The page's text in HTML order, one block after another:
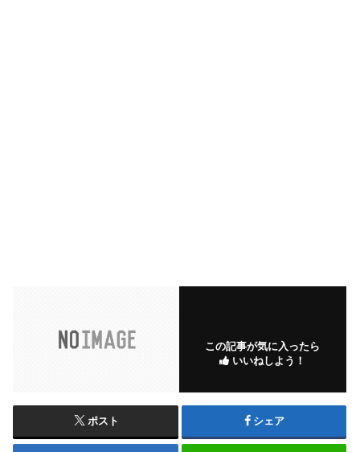
この記事が気に入ったら
いいねしよう！
ポスト シェア